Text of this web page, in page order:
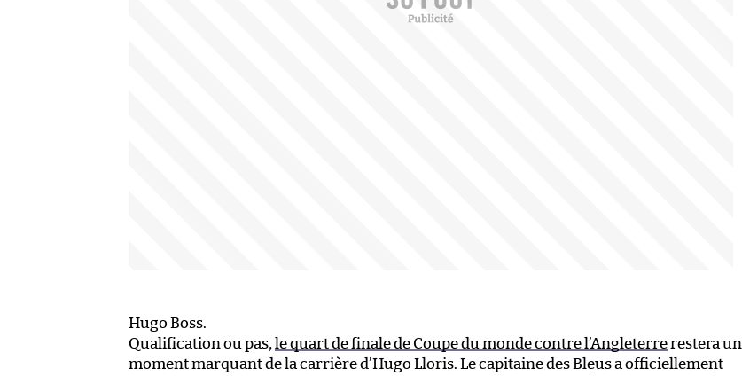
Hugo Boss.
Qualification ou pas, le quart de finale de Coupe du monde contre l’Angleterrerestera un
moment marquant de la carrière d’Hugo Lloris. Le capitaine des Bleus a officiellement